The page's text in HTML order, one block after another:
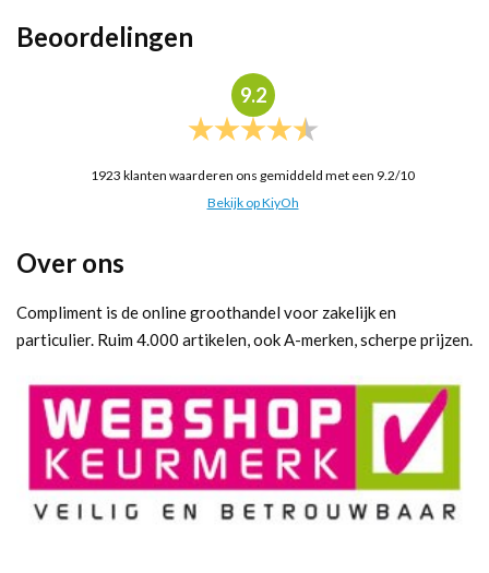
Beoordelingen
9.2
1923 klanten waarderen ons gemiddeld met een 9.2/10
Bekijk op KiyOh
Over ons
Compliment is de online groothandel voor zakelijk en
particulier. Ruim 4.000 artikelen, ook A-merken, scherpe prijzen.